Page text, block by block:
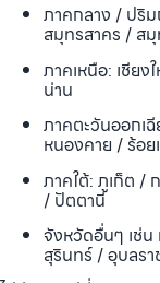
ภาคกลาง / ปริ
สมุทรสาคร / ส
ภาคเหนือ: เชีย
น่าน
ภาคตะวันออกเ
หนองคาย / ร้อ
ภาคใต้: ภูเก็ต /
/ ปัตตานี
จังหวัดอื่นๆ เช่
สุรินทร์ / อุบลร